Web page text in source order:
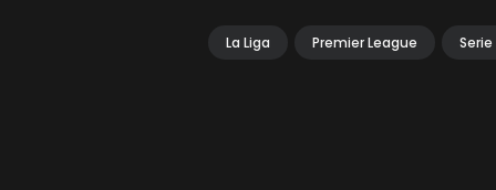
La Liga Premier League Serie